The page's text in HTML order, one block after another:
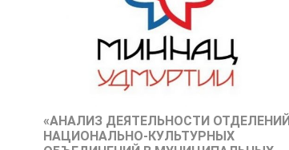
«АНАЛИЗ ДЕЯТЕЛЬНОСТИ ОТДЕЛЕНИЙ
НАЦИОНАЛЬНО-КУЛЬТУРНЫХ